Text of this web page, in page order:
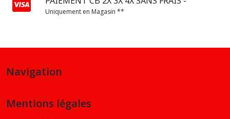
Uniquement en Magasin **
Navigation
Mentions légales